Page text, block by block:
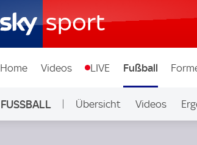
Home Videos LIVE Fußball
FUSSBALL Übersicht Videos